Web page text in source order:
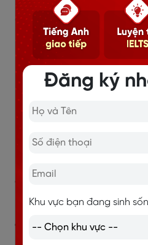
/r/ được phát âm là /r/
Rock /rɔk/: Đá; khối đá nhô
Rome /roum/: Thành La mã,
Reach
ngước lên, ngẩng lên
đường
Một số trường hợp chữ “r”
được gọi là “phụ âm câm”:
Đăng ký
Khu vực bạn đang sinh